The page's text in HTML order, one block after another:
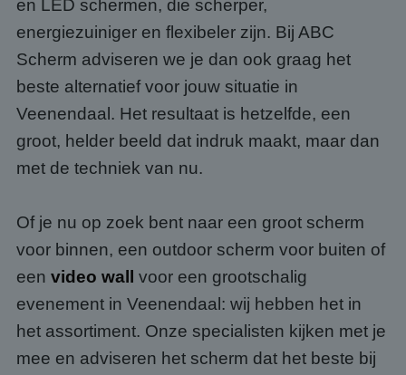
en LED schermen, die scherper,
energiezuiniger en flexibeler zijn. Bij ABC
Scherm adviseren we je dan ook graag het
beste alternatief voor jouw situatie in
Veenendaal. Het resultaat is hetzelfde, een
groot, helder beeld dat indruk maakt, maar dan
met de techniek van nu.
Of je nu op zoek bent naar een groot scherm
voor binnen, een outdoor scherm voor buiten of
een video wall
voor een grootschalig
evenement in Veenendaal: wij hebben het in
het assortiment. Onze specialisten kijken met je
mee en adviseren het scherm dat het beste bij